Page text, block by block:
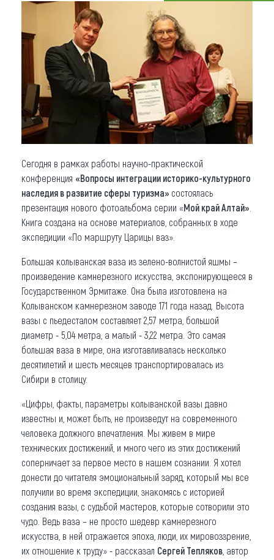
Что привезти (сувениры)
О регионе
Коллекция впечатлений
Другие рубрики
Сегодня в рамках работы научно-практической
конференция «Вопросы интеграции историко-культурного
наследия в развитие сферы туризма» состоялась
презентация нового фотоальбома серии «Мой край Алтай»
Книга создана на основе материалов, собранных в ходе
экспедиции «По маршруту Царицы ваз».
Большая колыванская ваза из зелено-волнистой яшмы –
произведение камнерезного искусства, экспонирующееся в
Государственном Эрмитаже. Она была изготовлена на
Колыванском камнерезном заводе 171 года назад. Высота
вазы с пьедесталом составляет 2,57 метра, большой
диаметр - 5,04 метра, а малый - 3,22 метра. Это самая
большая ваза в мире, она изготавливалась несколько
десятилетий и шесть месяцев транспортировалась из
Сибири в столицу.
«Цифры, факты, параметры колыванской вазы давно
известны и, может быть, не произведут на современного
человека должного впечатления. Мы живем в мире
технических достижений, и много чего из этих достижений
соперничает за первое место в нашем сознании. Я хотел
донести до читателя эмоциональный заряд, который мы все
получили во время экспедиции, знакомясь с историей
создания вазы, с судьбой мастеров, которые сотворили это
чудо. Ведь ваза – не просто шедевр камнерезного
искусства, в ней отражается эпоха, люди, их мировоззрение,
их отношение к труду» - рассказал Сергей Тепляков , автор